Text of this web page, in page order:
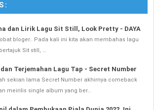
:
dan Lirik Lagu Sit Still, Look Pretty - DAYA
bloger.. Pada kali ini kita akan membahas lagu
Sit still, …
Terjemahan Lagu Tap - Secret Number
sekian lama Secret Number akhirnya comeback
meirilis single album yang ber…